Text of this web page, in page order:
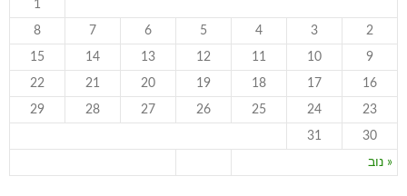
« נוב
1
2
3
4
5
6
7
8
9
10
11
12
13
14
15
16
17
18
19
20
21
22
23
24
25
26
27
28
29
30
31